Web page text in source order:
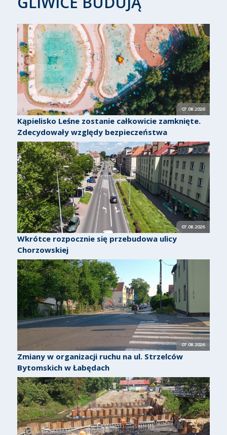
07.08.2026
Kąpielisko Leśne zostanie całkowicie zamknięte.
Zdecydowały względy bezpieczeństwa
07.08.2026
Wkrótce rozpocznie się przebudowa ulicy
Chorzowskiej
07.08.2026
Zmiany w organizacji ruchu na ul. Strzelców
Bytomskich w Łabędach